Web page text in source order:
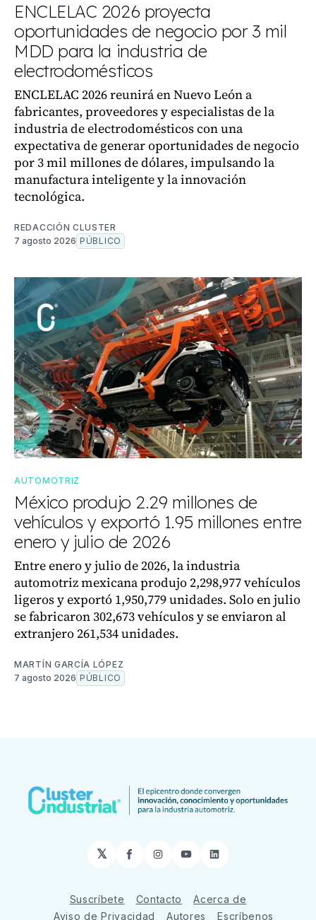
ENCLELAC 2026 proyecta
oportunidades de negocio por 3 mil
MDD para la industria de
electrodomésticos
ENCLELAC 2026 reunirá en Nuevo León a
fabricantes, proveedores y especialistas de la
industria de electrodomésticos con una
expectativa de generar oportunidades de negocio
por 3 mil millones de dólares, impulsando la
manufactura inteligente y la innovación
tecnológica.
REDACCIÓN CLUSTER
7 agosto 2026 PÚBLICO
AUTOMOTRIZ
México produjo 2.29 millones de
vehículos y exportó 1.95 millones entre
enero y julio de 2026
Entre enero y julio de 2026, la industria
automotriz mexicana produjo 2,298,977 vehículos
ligeros y exportó 1,950,779 unidades. Solo en julio
se fabricaron 302,673 vehículos y se enviaron al
extranjero 261,534 unidades.
MARTÍN GARCÍA LÓPEZ
7 agosto 2026 PÚBLICO
𝕏 Facebook
Instagram
YouTubeLinkedIn
Suscríbete Contacto
Acerca de
Aviso de Privacidad
Autores Escríbenos